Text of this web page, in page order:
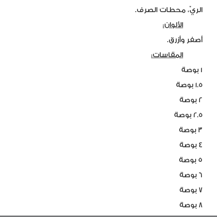
الريّ، محطات الصرف.
الألوان:
أصفر وأزرق.
المقاسات:
١ بوصة
1.5 بوصة
٢ بوصة
2.5 بوصة
٣ بوصة
٤ بوصة
٥ بوصة
٦ بوصة
٧ بوصة
٨ بوصة